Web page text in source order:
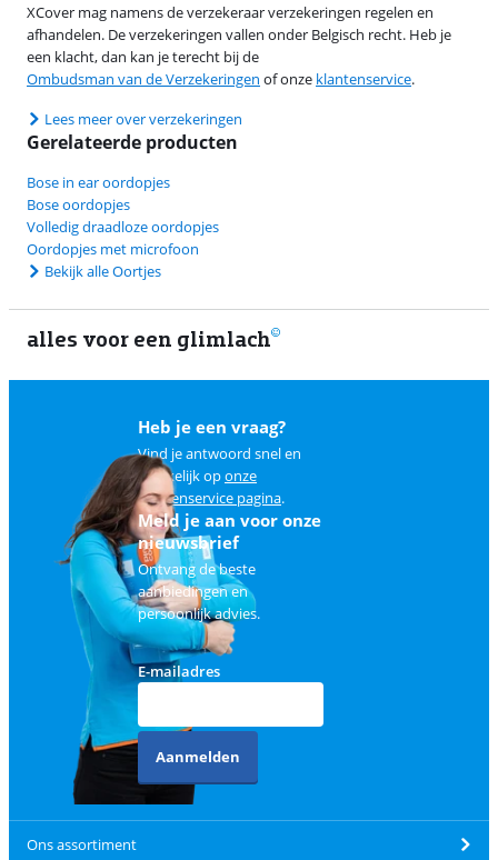
XCover mag namens de verzekeraar verzekeringen regelen en
afhandelen. De verzekeringen vallen onder Belgisch recht. Heb je
een klacht, dan kan je terecht bij de
Ombudsman van de Verzekeringen of onze klantenservice.
Lees meer over verzekeringen
Gerelateerde producten
Bose in ear oordopjes
Bose oordopjes
Volledig draadloze oordopjes
Oordopjes met microfoon
Bekijk alle Oortjes
alles voor een glimlach
Heb je een vraag?
Vind je antwoord snel en
makkelijk oponze
klantenservice pagina.
Meld je aan voor onze
nieuwsbrief
Ontvang de beste
aanbiedingen en
persoonlijk advies.
E-mailadres
Aanmelden
Ons assortiment